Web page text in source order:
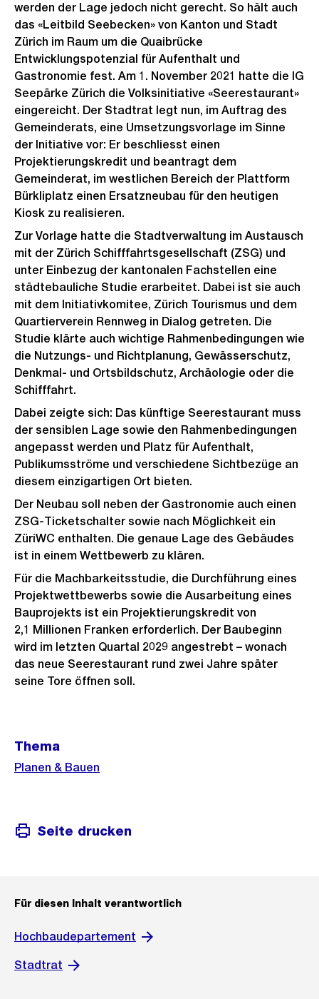
werden der Lage jedoch nicht gerecht. So hält auch
das «Leitbild Seebecken» von Kanton und Stadt
Zürich im Raum um die Quaibrücke
Entwicklungspotenzial für Aufenthalt und
Gastronomie fest. Am 1. November 2021 hatte die IG
Seepärke Zürich die Volksinitiative «Seerestaurant»
eingereicht. Der Stadtrat legt nun, im Auftrag des
Gemeinderats, eine Umsetzungsvorlage im Sinne
der Initiative vor: Er beschliesst einen
Projektierungskredit und beantragt dem
Gemeinderat, im westlichen Bereich der Plattform
Bürkliplatz einen Ersatzneubau für den heutigen
Kiosk zu realisieren.
Zur Vorlage hatte die Stadtverwaltung im Austausch
mit der Zürich Schifffahrtsgesellschaft (ZSG) und
unter Einbezug der kantonalen Fachstellen eine
städtebauliche Studie erarbeitet. Dabei ist sie auch
mit dem Initiativkomitee, Zürich Tourismus und dem
Quartierverein Rennweg in Dialog getreten. Die
Studie klärte auch wichtige Rahmenbedingungen wie
die Nutzungs- und Richtplanung, Gewässerschutz,
Denkmal- und Ortsbildschutz, Archäologie oder die
Schifffahrt.
Dabei zeigte sich: Das künftige Seerestaurant muss
der sensiblen Lage sowie den Rahmenbedingungen
angepasst werden und Platz für Aufenthalt,
Publikumsströme und verschiedene Sichtbezüge an
diesem einzigartigen Ort bieten.
Der Neubau soll neben der Gastronomie auch einen
ZSG-Ticketschalter sowie nach Möglichkeit ein
ZüriWC enthalten. Die genaue Lage des Gebäudes
ist in einem Wettbewerb zu klären.
Für die Machbarkeitsstudie, die Durchführung eines
Projektwettbewerbs sowie die Ausarbeitung eines
Bauprojekts ist ein Projektierungskredit von
2,1 Millionen Franken erforderlich. Der Baubeginn
wird im letzten Quartal 2029 angestrebt – wonach
das neue Seerestaurant rund zwei Jahre später
seine Tore öffnen soll.
Informationen
Thema
Planen & Bauen
Seite drucken
Für diesen Inhalt verantwortlich
Hochbaudepartement
Stadtrat